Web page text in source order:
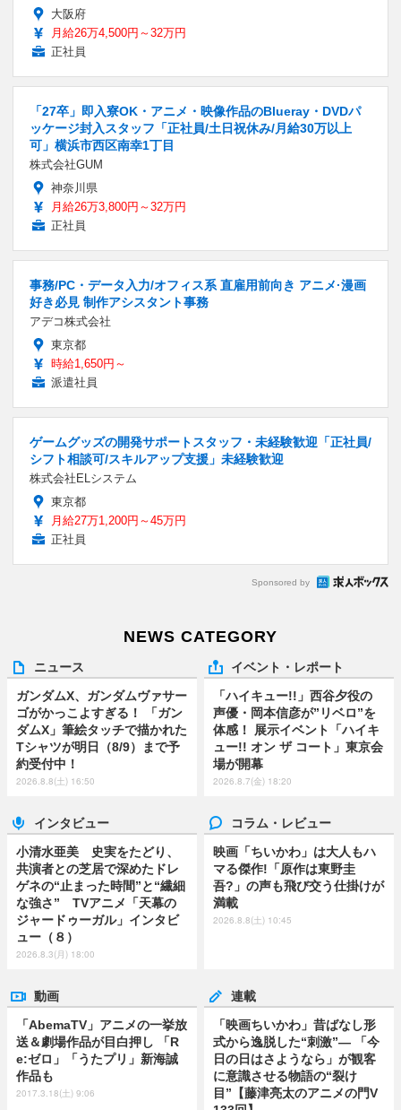
大阪府
月給26万4,500円～32万円
正社員
「27卒」即入寮OK・アニメ・映像作品のBlueray・DVDパ
ッケージ封入スタッフ「正社員/土日祝休み/月給30万以上
可」横浜市西区南幸1丁目
株式会社GUM
神奈川県
月給26万3,800円～32万円
正社員
事務/PC・データ入力/オフィス系 直雇用前向き アニメ·漫画
好き必見 制作アシスタント事務
アデコ株式会社
東京都
時給1,650円～
派遣社員
ゲームグッズの開発サポートスタッフ・未経験歓迎「正社員/
シフト相談可/スキルアップ支援」未経験歓迎
株式会社ELシステム
東京都
月給27万1,200円～45万円
正社員
Sponsored by
NEWS CATEGORY
ニュース
ガンダムX、ガンダムヴァサー
ゴがかっこよすぎる！ 「ガン
ダムX」筆絵タッチで描かれた
Tシャツが明日（8/9）まで予
約受付中！
2026.8.8(土) 16:50
イベント・レポート
「ハイキュー!!」西谷夕役の
声優・岡本信彦が”リベロ”を
体感！ 展示イベント「ハイキ
ュー!! オン ザ コート」東京会
場が開幕
2026.8.7(金) 18:20
インタビュー
小清水亜美 史実をたどり、
共演者との芝居で深めたドレ
ゲネの“止まった時間”と“繊細
な強さ” TVアニメ「天幕の
ジャードゥーガル」インタビ
ュー（８）
2026.8.3(月) 18:00
コラム・レビュー
映画「ちいかわ」は大人もハ
マる傑作!「原作は東野圭
吾?」の声も飛び交う仕掛けが
満載
2026.8.8(土) 10:45
動画
「AbemaTV」アニメの一挙放
送＆劇場作品が目白押し 「R
e:ゼロ」「うたプリ」新海誠
作品も
2017.3.18(土) 9:06
連載
「映画ちいかわ」昔ばなし形
式から逸脱した“刺激”― 「今
日の日はさようなら」が観客
に意識させる物語の“裂け
目”【藤津亮太のアニメの門V